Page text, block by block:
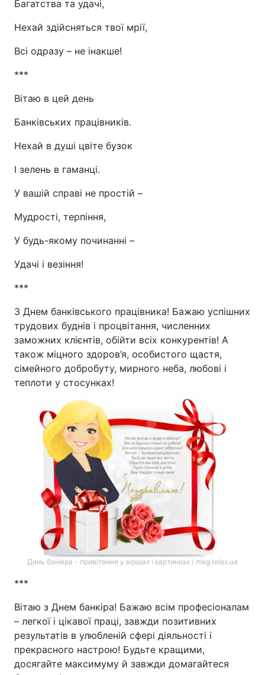
Багатства та удачі,
Нехай здійсняться твої мрії,
Всі одразу – не інакше!
***
Вітаю в цей день
Банківських працівників.
Нехай в душі цвіте бузок
І зелень в гаманці.
У вашій справі не простій –
Мудрості, терпіння,
У будь-якому починанні –
Удачі і везіння!
***
З Днем банківського працівника! Бажаю успішних
трудових буднів і процвітання, численних
заможних клієнтів, обійти всіх конкурентів! А
також міцного здоров’я, особистого щастя,
сімейного добробуту, мирного неба, любові і
теплоти у стосунках!
День банкіра - привітання у віршах і картинках / mag.relax.ua
***
Вітаю з Днем банкіра! Бажаю всім професіоналам
– легкої і цікавої праці, завжди позитивних
результатів в улюбленій сфері діяльності і
прекрасного настрою! Будьте кращими,
досягайте максимуму й завжди домагайтеся